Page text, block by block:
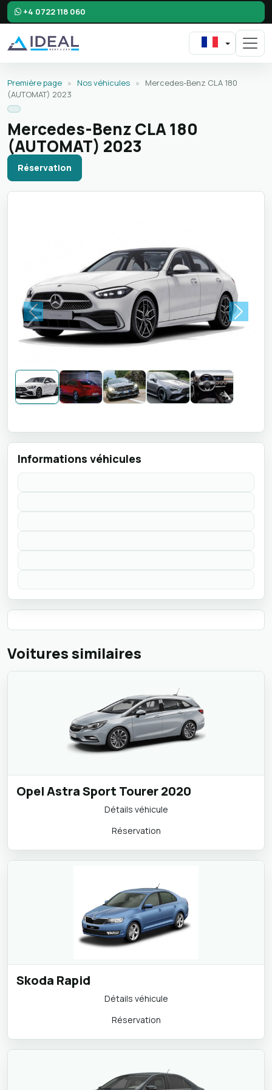
+4 0722 118 060
Première page » Nos véhicules »
Mercedes-Benz CLA 180
(AUTOMAT) 2023
Mercedes-Benz CLA 180
(AUTOMAT) 2023
Réservation
Previous Next
Voitures similaires
Opel Astra Sport Tourer 2020
Détails véhicule
Détails véhicule